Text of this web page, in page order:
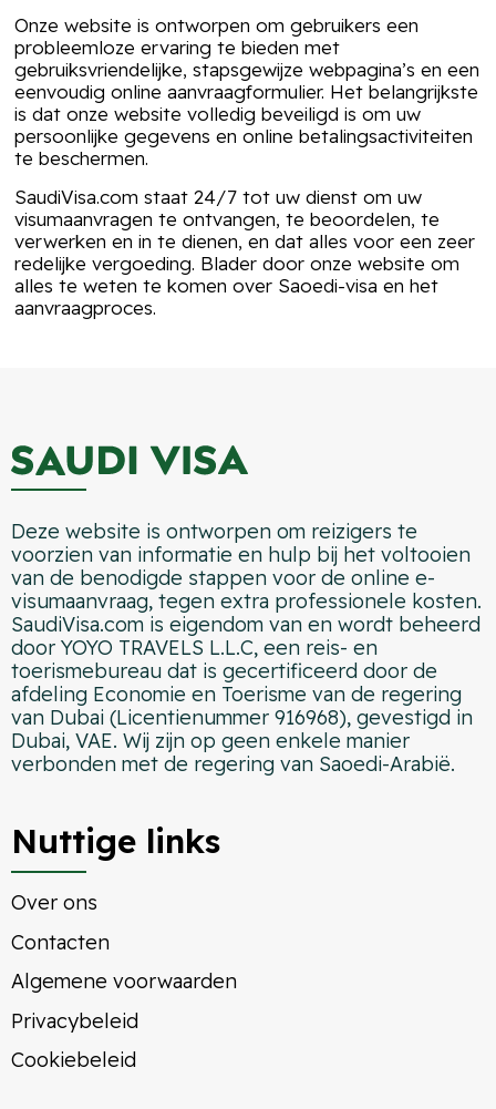
Onze website is ontworpen om gebruikers een
probleemloze ervaring te bieden met
gebruiksvriendelijke, stapsgewijze webpagina’s en een
eenvoudig online aanvraagformulier. Het belangrijkste
is dat onze website volledig beveiligd is om uw
persoonlijke gegevens en online betalingsactiviteiten
te beschermen.
SaudiVisa.com staat 24/7 tot uw dienst om uw
visumaanvragen te ontvangen, te beoordelen, te
verwerken en in te dienen, en dat alles voor een zeer
redelijke vergoeding. Blader door onze website om
alles te weten te komen over Saoedi-visa en het
aanvraagproces.
Deze website is ontworpen om reizigers te
voorzien van informatie en hulp bij het voltooien
van de benodigde stappen voor de online e-
visumaanvraag, tegen extra professionele kosten.
SaudiVisa.com is eigendom van en wordt beheerd
door YOYO TRAVELS L.L.C, een reis- en
toerismebureau dat is gecertificeerd door de
afdeling Economie en Toerisme van de regering
van Dubai (Licentienummer 916968), gevestigd in
Dubai, VAE. Wij zijn op geen enkele manier
verbonden met de regering van Saoedi-Arabië.
Nuttige links
Over ons
Contacten
Algemene voorwaarden
Privacybeleid
Cookiebeleid